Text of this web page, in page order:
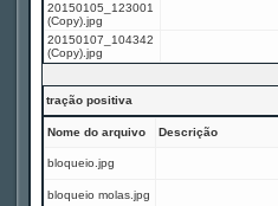
20150105_123001
(Copy).jpg
20150107_104342
(Copy).jpg
tração positiva
Nome do arquivo Descrição
bloqueio.jpg
bloqueio molas.jpg